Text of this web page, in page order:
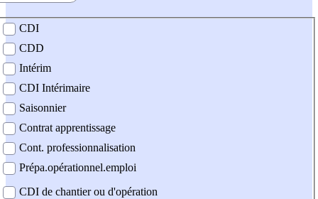
contrat
CDI
CDD
Intérim
CDI Intérimaire
Saisonnier
Contrat apprentissage
Cont. professionnalisation
Prépa.opérationnel.emploi
CDI de chantier ou d'opération